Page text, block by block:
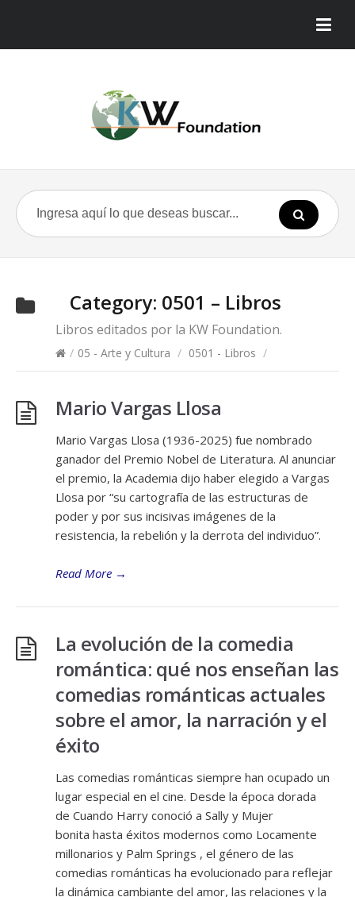
Category: 0501 – Libros
Libros editados por la KW Foundation.
/ 05 - Arte y Cultura / 0501 - Libros /
Mario Vargas Llosa
Mario Vargas Llosa (1936-2025) fue nombrado
ganador del Premio Nobel de Literatura. Al anunciar
el premio, la Academia dijo haber elegido a Vargas
Llosa por “su cartografía de las estructuras de
poder y por sus incisivas imágenes de la
resistencia, la rebelión y la derrota del individuo”.
Read More →
La evolución de la comedia
romántica: qué nos enseñan las
comedias románticas actuales
sobre el amor, la narración y el
éxito
Las comedias románticas siempre han ocupado un
lugar especial en el cine. Desde la época dorada
de Cuando Harry conoció a Sally y Mujer
bonita hasta éxitos modernos como Locamente
millonarios y Palm Springs , el género de las
comedias románticas ha evolucionado para reflejar
la dinámica cambiante del amor, las relaciones y la